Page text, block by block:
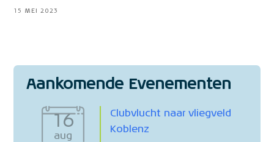
15 MEI 2023
Aankomende Evenementen
16
aug
Clubvlucht naar vliegveld
Koblenz